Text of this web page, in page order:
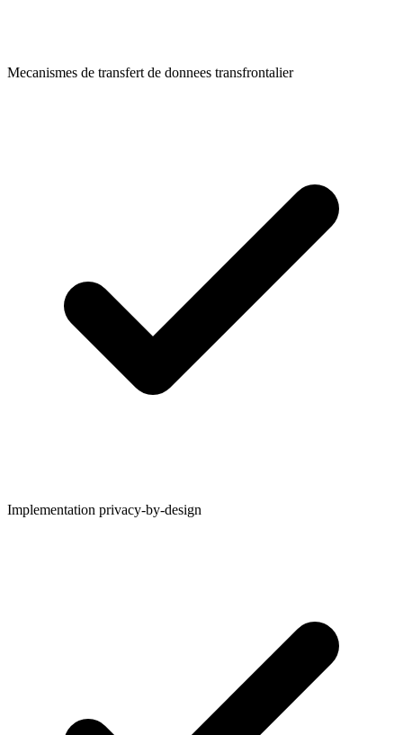
Mecanismes de transfert de donnees transfrontalier
Implementation privacy-by-design